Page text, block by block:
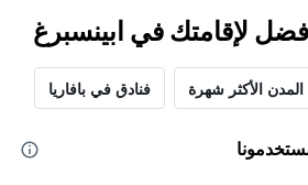
لإقامتك في ابينسبرغ
المدن الأكثر شهرة فنادق في بافاريا